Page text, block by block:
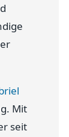
Mit
seit